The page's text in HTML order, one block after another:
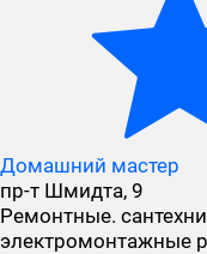
Домашний мастер
пр-т Шмидта, 9
Ремонтные.
электромонтажные